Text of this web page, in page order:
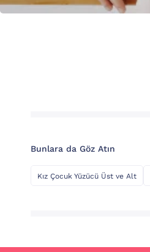
Bunlara da Göz Atın
Kız Çocuk Yüzücü Üst ve Alt